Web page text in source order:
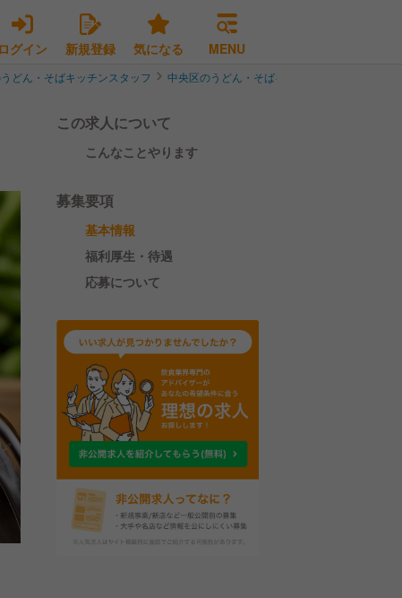
ログイン 新規登録 気になる MENU
どん・そばキッチンスタッフ 中央区のうどん・そばキッチンスタッフ
この求人について
こんなことやります
募集要項
基本情報
福利厚生・待遇
応募について